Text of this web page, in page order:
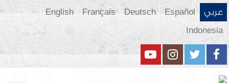
عربي Español
Deutsch
Français
English
Indonesia